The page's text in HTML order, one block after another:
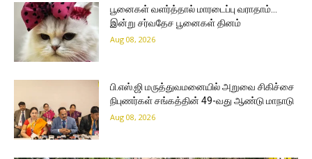
பூனைகள் வளர்த்தால் மாரடைப்பு வராதாம்…
இன்று சர்வதேச பூனைகள் தினம்
Aug 08, 2026
பி.எஸ்.ஜி மருத்துவமனையில் அறுவை சிகிச்சை
நிபுணர்கள் சங்கத்தின் 49-வது ஆண்டு மாநாடு
Aug 08, 2026